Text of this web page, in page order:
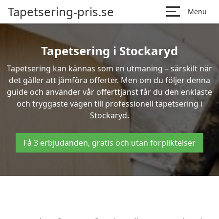
Tapetsering-pris.se Menu
Tapetsering i Stockaryd
Tapetsering kan kännas som en utmaning – särskilt när
det gäller att jämföra offerter. Men om du följer denna
guide och använder vår offerttjänst får du den enklaste
och tryggaste vägen till professionell tapetsering i
Stockaryd.
Få 3 erbjudanden, gratis och utan förpliktelser